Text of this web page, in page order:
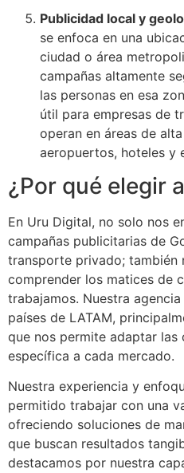
Publicidad local y
se enfoca en una
ciudad o área
campañas altamente
las personas en esa
útil para empresas de
operan en áreas de
aeropuertos, hoteles y
¿Por qué elegir
En Uru Digital, no solo nos
campañas publicitarias de
transporte privado; también
comprender los matices de
trabajamos. Nuestra
países de LATAM,
que nos permite adaptar las
específica a cada mercado.
Nuestra experiencia y
permitido trabajar con una
ofreciendo soluciones de
que buscan resultados
destacamos por nuestra